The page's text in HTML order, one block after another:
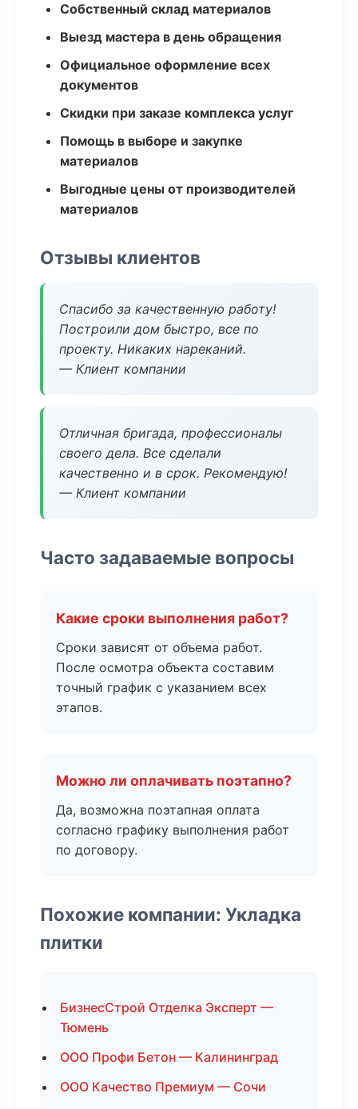
Собственный склад материалов
Выезд мастера в день обращения
Официальное оформление всех
документов
Скидки при заказе комплекса услуг
Помощь в выборе и закупке
материалов
Выгодные цены от производителей
материалов
Отзывы клиентов
Спасибо за качественную работу!
Построили дом быстро, все по
проекту. Никаких нареканий.
— Клиент компании
Отличная бригада, профессионалы
своего дела. Все сделали
качественно и в срок. Рекомендую!
— Клиент компании
Часто задаваемые вопросы
Какие сроки выполнения работ?
Сроки зависят от объема работ.
После осмотра объекта составим
точный график с указанием всех
этапов.
Можно ли оплачивать поэтапно?
Да, возможна поэтапная оплата
согласно графику выполнения работ
по договору.
Похожие компании: Укладка
плитки
БизнесСтрой Отделка Эксперт —
Тюмень
ООО Профи Бетон — Калининград
ООО Качество Премиум — Сочи